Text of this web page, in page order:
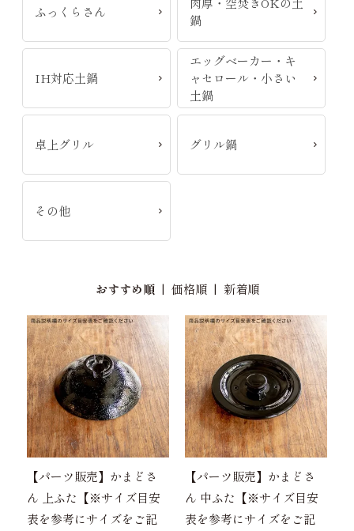
ふっくらさん
鍋
IH対応土鍋
エッグベーカー・キ
ャセロール・小さい
土鍋
卓上グリル グリル鍋
その他
おすすめ順| 価格順| 新着順
【パーツ販売】かまどさ
ん 上ふた【※サイズ目安
表を参考にサイズをご記
【パーツ販売】かまどさ
ん 中ふた【※サイズ目安
表を参考にサイズをご記